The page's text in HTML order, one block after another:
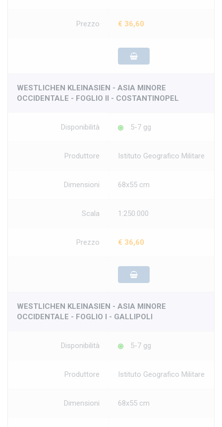
Prezzo € 36,60
WESTLICHEN KLEINASIEN - ASIA MINORE
OCCIDENTALE - FOGLIO II - COSTANTINOPEL
Disponibilità 5-7 gg
Produttore Istituto Geografico Militare
Dimensioni 68x55 cm
Scala 1:250.000
Prezzo € 36,60
WESTLICHEN KLEINASIEN - ASIA MINORE
OCCIDENTALE - FOGLIO I - GALLIPOLI
Disponibilità 5-7 gg
Produttore Istituto Geografico Militare
Dimensioni 68x55 cm